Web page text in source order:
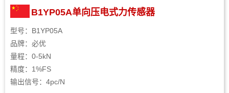
B1YP05A单向压电式力传感器
型号：B1YP05A
品牌：必优
量程：0-5kN
精度：1%FS
输出信号：4pc/N